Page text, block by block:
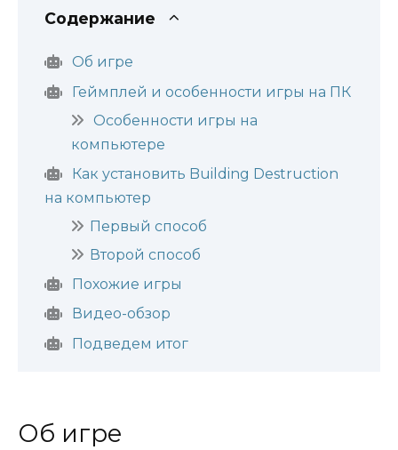
Содержание
Об игре
Геймплей и особенности игры на ПК
Особенности игры на
компьютере
Как установить Building Destruction
на компьютер
Первый способ
Второй способ
Похожие игры
Видео-обзор
Подведем итог
Об игре